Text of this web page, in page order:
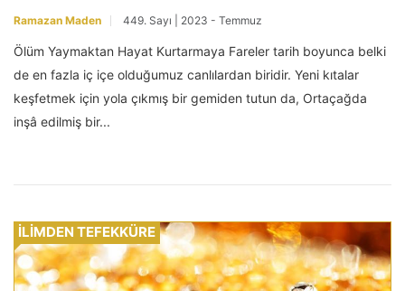
Ramazan Maden 449. Sayı | 2023 - Temmuz
Ölüm Yaymaktan Hayat Kurtarmaya Fareler tarih boyunca belki
de en fazla iç içe olduğumuz canlılardan biridir. Yeni kıtalar
keşfetmek için yola çıkmış bir gemiden tutun da, Ortaçağda
inşâ edilmiş bir...
İLİMDEN TEFEKKÜRE